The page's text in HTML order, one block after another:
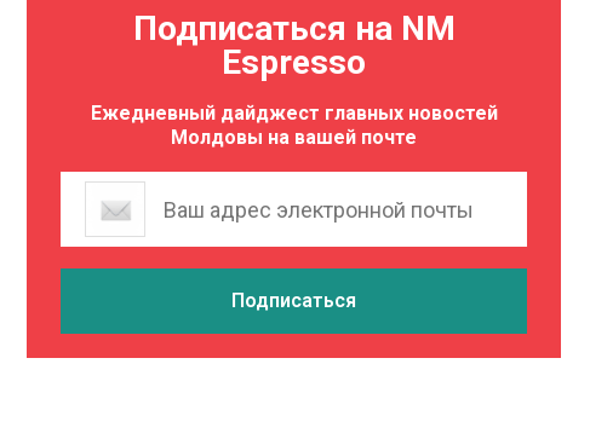
Подписаться на NM
Espresso
Ежедневный дайджест главных новостей
Молдовы на вашей почте